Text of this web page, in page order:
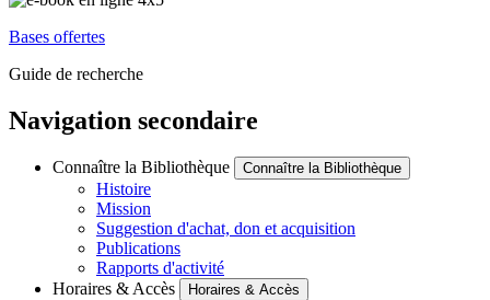
Bases offertes
Guide de recherche
Navigation secondaire
Connaître la Bibliothèque Connaître la Bibliothèque
Histoire
Mission
Suggestion d'achat, don et acquisition
Publications
Rapports d'activité
Horaires & Accès
Horaires & Accès